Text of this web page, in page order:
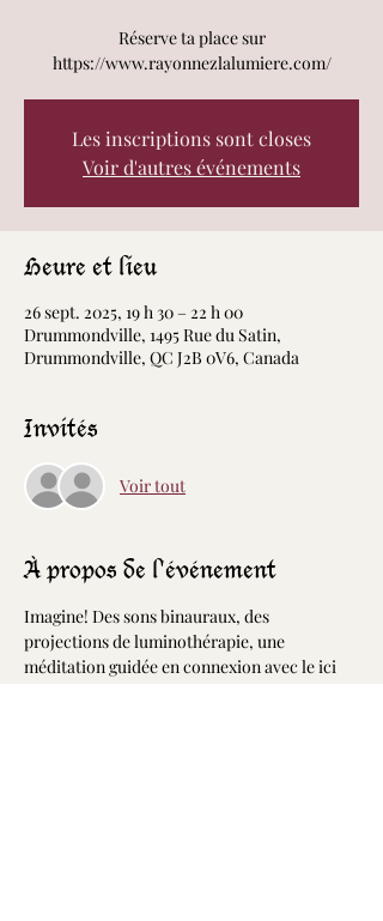
Réserve ta place sur
https://www.rayonnezlalumiere.com/
Les inscriptions sont closes
Voir d'autres événements
Heure et lieu
26 sept. 2025, 19 h 30 – 22 h 00
Drummondville, 1495 Rue du Satin,
Drummondville, QC J2B 0V6, Canada
Invités
Voir tout
À propos de l'événement
Imagine! Des sons binauraux, des
projections de luminothérapie, une
méditation guidée en connexion avec le ici